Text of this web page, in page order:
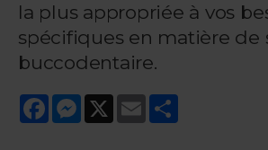
la plus appropriée à vos
spécifiques en matière de
buccodentaire.
FacebookMessenger
X Email